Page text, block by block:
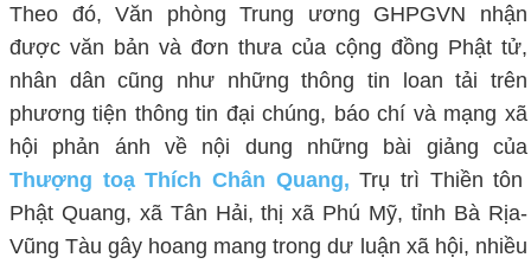
Theo đó, Văn phòng Trung ương GHPGVN nhận
được văn bản và đơn thưa của cộng đồng Phật tử,
nhân dân cũng như những thông tin loan tải trên
phương tiện thông tin đại chúng, báo chí và mạng xã
hội phản ánh về nội dung những bài giảng của
Thượng toạ Thích Chân Quang, Trụ trì Thiền tôn
Phật Quang, xã Tân Hải, thị xã Phú Mỹ, tỉnh Bà Rịa-
Vũng Tàu gây hoang mang trong dư luận xã hội, nhiều